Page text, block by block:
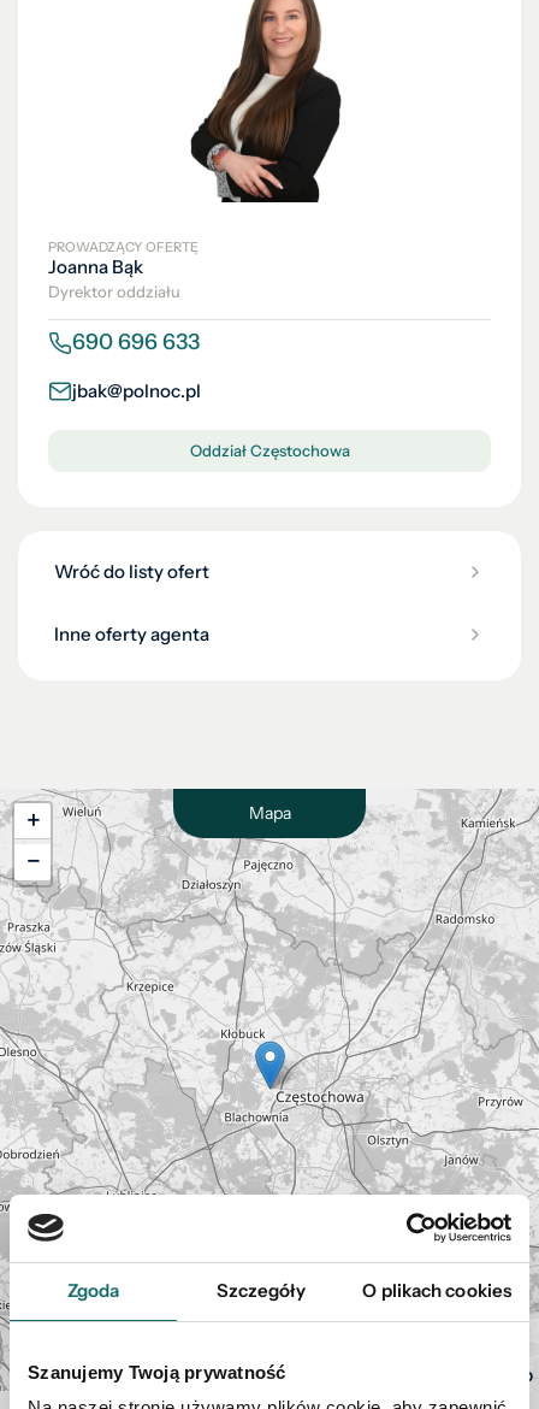
Zgoda Szczegóły O plikach cookies
Szanujemy Twoją prywatność
PROWADZĄCY OFERTĘ
Joanna Bąk
Dyrektor oddziału
690 696 633
jbak@polnoc.pl
Oddział Częstochowa
Wróć do listy ofert
Inne oferty agenta
Mapa
+
−
Leaflet
OpenStreetMap